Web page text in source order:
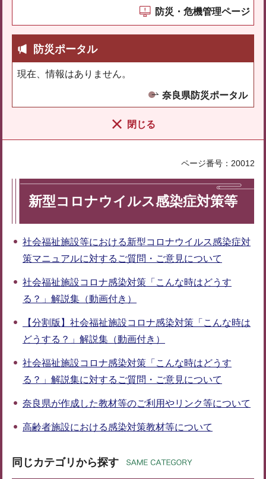
防災・危機管理ページ
防災ポータル
現在、情報はありません。
奈良県防災ポータル
閉じる
ページ番号：20012
新型コロナウイルス感染症対策等
社会福祉施設等における新型コロナウイルス感染症対
策マニュアルに対するご質問・ご意見について
社会福祉施設コロナ感染対策「こんな時はどうす
る？」解説集（動画付き）
【分割版】社会福祉施設コロナ感染対策「こんな時は
どうする？」解説集（動画付き）
社会福祉施設コロナ感染対策「こんな時はどうす
る？」解説集に対するご質問・ご意見について
奈良県が作成した教材等のご利用やリンク等について
高齢者施設における感染対策教材等について
同じカテゴリから探す